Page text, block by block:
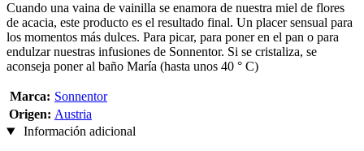
Cuando una vaina de vainilla se enamora de nuestra miel de flores
de acacia, este producto es el resultado final. Un placer sensual para
los momentos más dulces. Para picar, para poner en el pan o para
endulzar nuestras infusiones de Sonnentor. Si se cristaliza, se
aconseja poner al baño María (hasta unos 40 ° C)
Marca: Sonnentor
Origen: Austria
Información adicional